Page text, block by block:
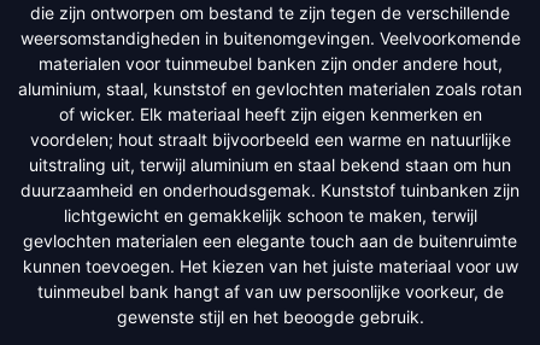
die zijn ontworpen om bestand te zijn tegen de verschillende
weersomstandigheden in buitenomgevingen. Veelvoorkomende
materialen voor tuinmeubel banken zijn onder andere hout,
aluminium, staal, kunststof en gevlochten materialen zoals rotan
of wicker. Elk materiaal heeft zijn eigen kenmerken en
voordelen; hout straalt bijvoorbeeld een warme en natuurlijke
uitstraling uit, terwijl aluminium en staal bekend staan om hun
duurzaamheid en onderhoudsgemak. Kunststof tuinbanken zijn
lichtgewicht en gemakkelijk schoon te maken, terwijl
gevlochten materialen een elegante touch aan de buitenruimte
kunnen toevoegen. Het kiezen van het juiste materiaal voor uw
tuinmeubel bank hangt af van uw persoonlijke voorkeur, de
gewenste stijl en het beoogde gebruik.